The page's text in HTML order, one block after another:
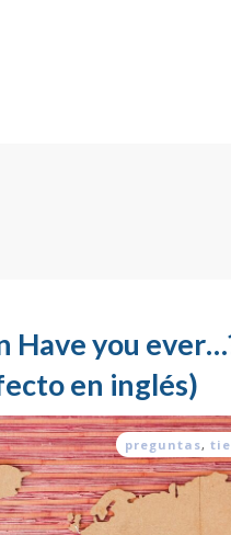
Have you
en inglés)
preguntas,